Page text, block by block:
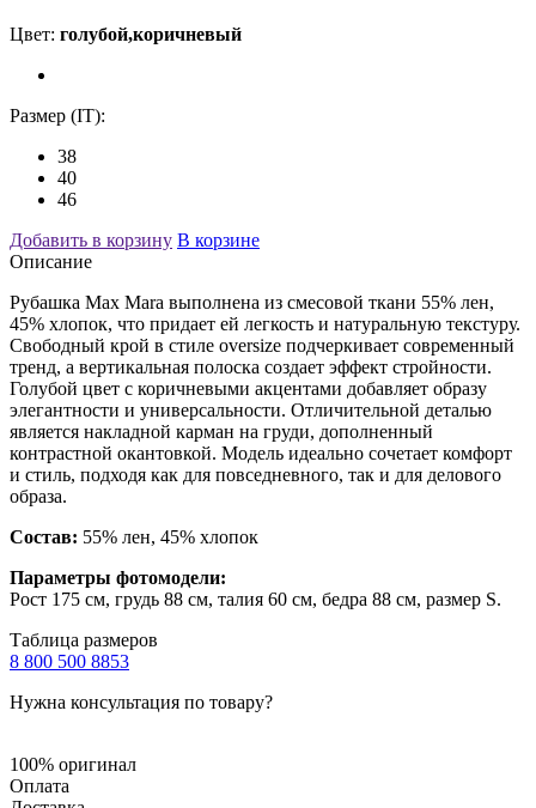
Цвет: голубой,коричневый
Размер (IT):
38
40
46
Добавить в корзину В корзине
Описание
Рубашка Max Mara выполнена из смесовой ткани 55% лен,
45% хлопок, что придает ей легкость и натуральную текстуру.
Свободный крой в стиле oversize подчеркивает современный
тренд, а вертикальная полоска создает эффект стройности.
Голубой цвет с коричневыми акцентами добавляет образу
элегантности и универсальности. Отличительной деталью
является накладной карман на груди, дополненный
контрастной окантовкой. Модель идеально сочетает комфорт
и стиль, подходя как для повседневного, так и для делового
образа.
Состав: 55% лен, 45% хлопок
Параметры фотомодели:
Рост 175 см, грудь 88 см, талия 60 см, бедра 88 см, размер S.
Таблица размеров
8 800 500 8853
Нужна консультация по товару?
100% оригинал
Оплата